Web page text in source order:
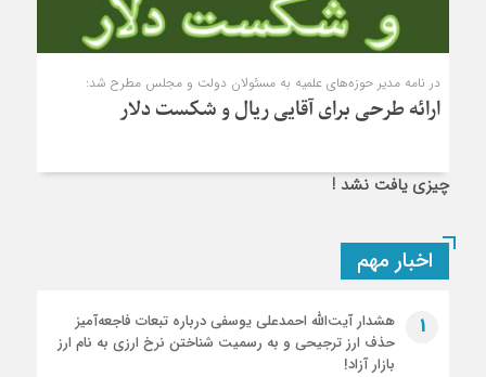
در نامه مدیر حوزه‌های علمیه به مسئولان دولت و مجلس مطرح شد:
ارائه طرحی برای آقایی ریال و شکست دلار
چیزی یافت نشد !
اخبار مهم
1
هشدار آیت‌الله احمدعلی یوسفی درباره تبعات فاجعه‌آمیز
حذف ارز ترجیحی و به رسمیت شناختن نرخ ارزی به نام ارز
بازار آزاد!